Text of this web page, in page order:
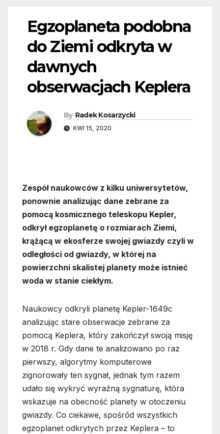
Egzoplaneta podobna
do Ziemi odkryta w
dawnych
obserwacjach Keplera
By Radek Kosarzycki
KWI 15, 2020
Zespół naukowców z kilku uniwersytetów,
ponownie analizując dane zebrane za
pomocą kosmicznego teleskopu Kepler,
odkrył egzoplanetę o rozmiarach Ziemi,
krążącą w ekosferze swojej gwiazdy czyli w
odległości od gwiazdy, w której na
powierzchni skalistej planety może istnieć
woda w stanie ciekłym.
Naukowcy odkryli planetę Kepler-1649c
analizując stare obserwacje zebrane za
pomocą Keplera, który zakończył swoją misję
w 2018 r. Gdy dane te analizowano po raz
pierwszy, algorytmy komputerowe
zignorowały ten sygnał, jednak tym razem
udało się wykryć wyraźną sygnaturę, która
wskazuje na obecność planety w otoczeniu
gwiazdy. Co ciekawe, spośród wszystkich
egzoplanet odkrytych przez Keplera – to